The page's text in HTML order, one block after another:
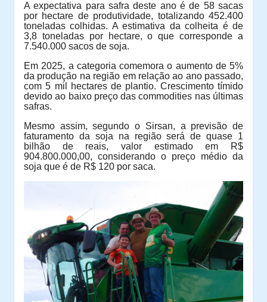
A expectativa para safra deste ano é de 58 sacas
por hectare de produtividade, totalizando 452.400
toneladas colhidas. A estimativa da colheita é de
3,8 toneladas por hectare, o que corresponde a
7.540.000 sacos de soja.
Em 2025, a categoria comemora o aumento de 5%
da produção na região em relação ao ano passado,
com 5 mil hectares de plantio. Crescimento tímido
devido ao baixo preço das commodities nas últimas
safras.
Mesmo assim, segundo o Sirsan, a previsão de
faturamento da soja na região será de quase 1
bilhão de reais, valor estimado em R$
904.800.000,00, considerando o preço médio da
soja que é de R$ 120 por saca.